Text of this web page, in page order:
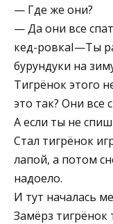
— Где же они?
— Да они все
кед-ровкаI—Ты
бурундуки на
Тигрёнок этого
это так? Они все
А если ты не
Стал тигрёнок
лапой, а потом
надоело.
И тут началась
Замёрз тигрёнок